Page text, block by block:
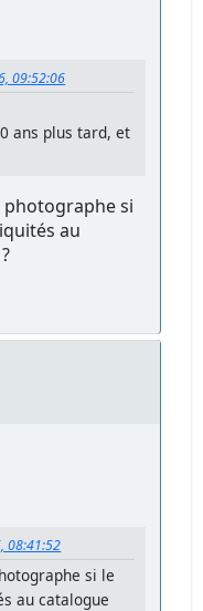
09:52:06
ans plus tard, et
photographe si
au
08:41:52
si le
au catalogue